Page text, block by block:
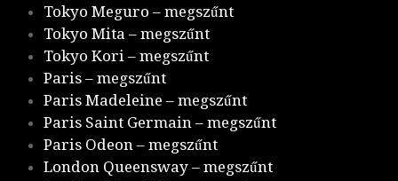
Tokyo Meguro – megszűnt
Tokyo Mita – megszűnt
Tokyo Kori – megszűnt
Paris – megszűnt
Paris Madeleine – megszűnt
Paris Saint Germain – megszűnt
Paris Odeon – megszűnt
London Queensway – megszűnt